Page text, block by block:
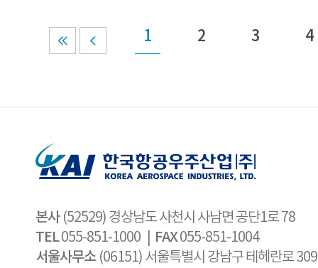
1 2 3 4
본사 (52529) 경상남도 사천시 사남면 공단1로 78
TEL055-851-1000 | FAX055-851-1004
서울사무소 (06151) 서울특별시 강남구 테헤란로